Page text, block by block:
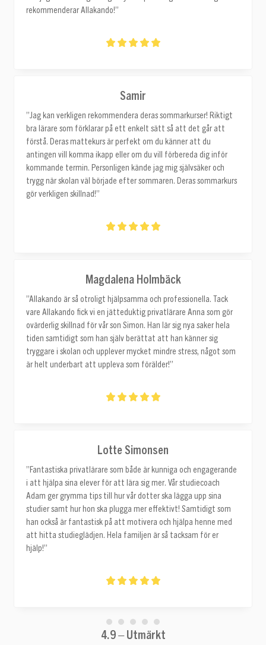
rekommenderar Allakando!”
Samir
”Jag kan verkligen rekommendera deras sommarkurser! Riktigt
bra lärare som förklarar på ett enkelt sätt så att det går att
förstå. Deras mattekurs är perfekt om du känner att du
antingen vill komma ikapp eller om du vill förbereda dig inför
kommande termin. Personligen kände jag mig självsäker och
trygg när skolan väl började efter sommaren. Deras sommarkurs
gör verkligen skillnad!”
Magdalena Holmbäck
”Allakando är så otroligt hjälpsamma och professionella. Tack
vare Allakando fick vi en jätteduktig privatlärare Anna som gör
ovärderlig skillnad för vår son Simon. Han lär sig nya saker hela
tiden samtidigt som han själv berättat att han känner sig
tryggare i skolan och upplever mycket mindre stress, något som
är helt underbart att uppleva som förälder!”
Lotte Simonsen
”Fantastiska privatlärare som både är kunniga och engagerande
i att hjälpa sina elever för att lära sig mer. Vår studiecoach
Adam ger grymma tips till hur vår dotter ska lägga upp sina
studier samt hur hon ska plugga mer effektivt! Samtidigt som
han också är fantastisk på att motivera och hjälpa henne med
att hitta studieglädjen. Hela familjen är så tacksam för er
hjälp!”
4.9 – Utmärkt